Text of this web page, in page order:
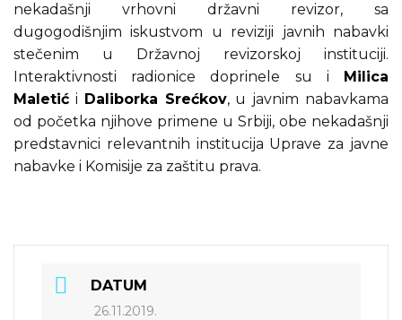
nekadašnji vrhovni državni revizor, sa
dugogodišnjim iskustvom u reviziji javnih nabavki
stečenim u Državnoj revizorskoj instituciji.
Interaktivnosti radionice doprinele su i Milica
Maletić i Daliborka Srećkov, u javnim nabavkama
od početka njihove primene u Srbiji, obe nekadašnji
predstavnici relevantnih institucija Uprave za javne
nabavke i Komisije za zaštitu prava.
DATUM
26.11.2019.